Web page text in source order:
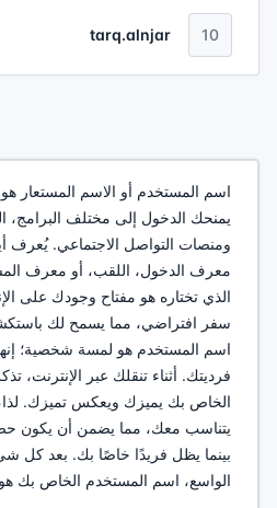
10
tarq.alnjar
اسم المستخدم أو الاسم المستعار هو
يمنحك الدخول إلى مختلف البرامج،
ومنصات التواصل الاجتماعي. يُعرف
معرف الدخول، اللقب، أو معرف
الذي تختاره هو مفتاح وجودك على
سفر افتراضي، مما يسمح لك
اسم المستخدم هو لمسة شخصية؛
فرديتك. أثناء تنقلك عبر الإنترنت،
الخاص بك يميزك ويعكس تميزك.
يتناسب معك، مما يضمن أن يكون
بينما يظل فريدًا خاصًا بك. بعد كل
الواسع، اسم المستخدم الخاص بك